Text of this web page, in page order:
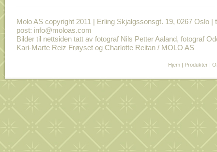
Molo AS copyright 2011 | Erling Skjalgssonsgt. 19, 0267 Oslo |
post: info@moloas.com
Bilder til nettsiden tatt av fotograf Nils Petter Aaland, fotograf
Kari-Marte Reiz Frøyset og Charlotte Reitan / MOLO AS
Hjem | Produkter |